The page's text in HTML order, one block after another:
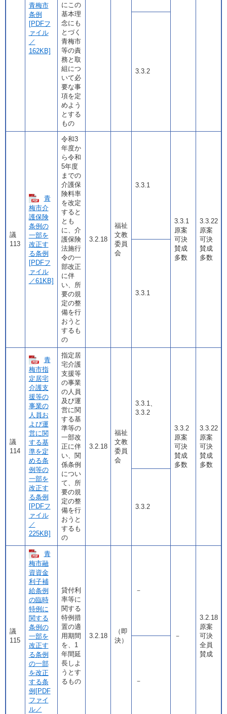
青梅市
条例
[PDFフ
ァイル
／
162KB]
にこの
基本理
念にも
とづく
青梅市
等の責
務と取
組につ
いて必
要な事
項を定
めよう
とする
もの
3.3.2
議
113
青
梅市介
護保険
条例の
一部を
改正す
る条例
[PDFフ
ァイル
／61KB]
令和3
年度か
ら令和
5年度
までの
介護保
険料率
を改定
すると
とも
に、介
護保険
法施行
令の一
部改正
に伴
い、所
要の規
定の整
備を行
おうと
するも
の
3.2.18
福祉
文教
委員
会
3.3.1
3.3.1
原案
可決
賛成
多数
3.3.22
原案
可決
賛成
多数
3.3.1
議
114
青
梅市指
定居宅
介護支
援等の
事業の
人員お
よび運
営に関
する基
準を定
める条
例等の
一部を
改正す
る条例
[PDFフ
ァイル
／
225KB]
指定居
宅介護
支援等
の事業
の人員
及び運
営に関
する基
準等の
一部改
正に伴
い、関
係条例
につい
て、所
要の規
定の整
備を行
おうと
するも
の
3.2.18
福祉
文教
委員
会
3.3.1、
3.3.2
3.3.2
原案
可決
賛成
多数
3.3.22
原案
可決
賛成
多数
3.3.2
議
115
青
梅市融
資資金
利子補
給条例
の臨時
特例に
関する
条例の
一部を
改正す
る条例
の一部
を改正
する条
例[PDF
ファイ
ル／
貸付利
率等に
関する
特例措
置の適
用期間
を、1
年間延
長しよ
うとす
るもの
3.2.18
（即
決）
－
－
3.2.18
原案
可決
全員
賛成
－